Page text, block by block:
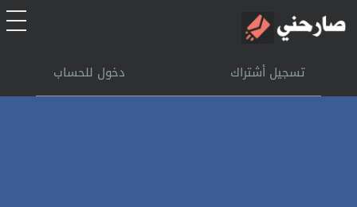
الرئيسيةتسجيل أشتراك دخول للحساب